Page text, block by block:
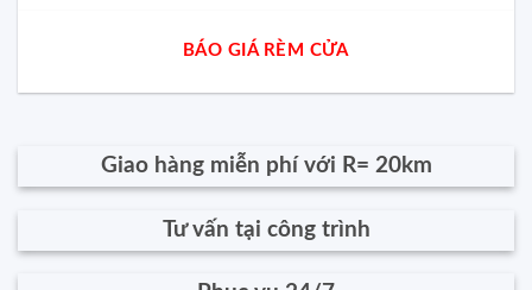
BÁO GIÁ RÈM CỬA
Giao hàng miễn phí với R= 20km
Tư vấn tại công trình